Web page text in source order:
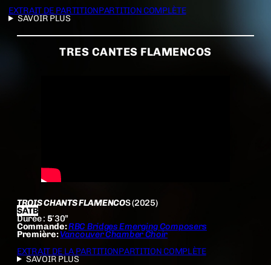
EXTRAIT DE PARTITIONPARTITION COMPLÈTE
SAVOIR PLUS
TRES CANTES FLAMENCOS
TROIS CHANTS FLAMENCOS (2025)
SATB
Durée : 5′30”
Commande:RBC Bridges Emerging Composers
Première: Vancouver Chamber Choir
EXTRAIT DE LA PARTITIONPARTITION COMPLÈTE
SAVOIR PLUS